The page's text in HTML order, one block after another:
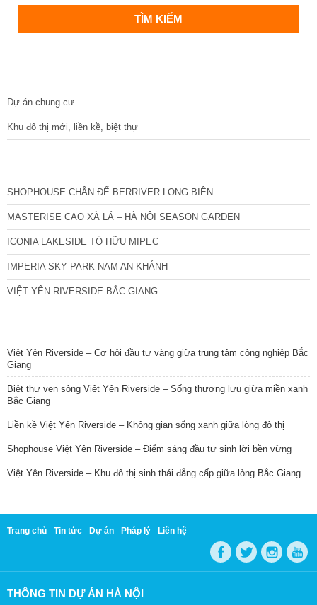
Dự án chung cư
Khu đô thị mới, liền kề, biệt thự
SHOPHOUSE CHÂN ĐẾ BERRIVER LONG BIÊN
MASTERISE CAO XÀ LÁ – HÀ NỘI SEASON GARDEN
ICONIA LAKESIDE TỐ HỮU MIPEC
IMPERIA SKY PARK NAM AN KHÁNH
VIỆT YÊN RIVERSIDE BẮC GIANG
Việt Yên Riverside – Cơ hội đầu tư vàng giữa trung tâm công nghiệp Bắc
Giang
Biệt thự ven sông Việt Yên Riverside – Sống thượng lưu giữa miền xanh
Bắc Giang
Liền kề Việt Yên Riverside – Không gian sống xanh giữa lòng đô thị
Shophouse Việt Yên Riverside – Điểm sáng đầu tư sinh lời bền vững
Việt Yên Riverside – Khu đô thị sinh thái đẳng cấp giữa lòng Bắc Giang
Trang chủ Tin tức Dự án Pháp lý Liên hệ
THÔNG TIN DỰ ÁN HÀ NỘI